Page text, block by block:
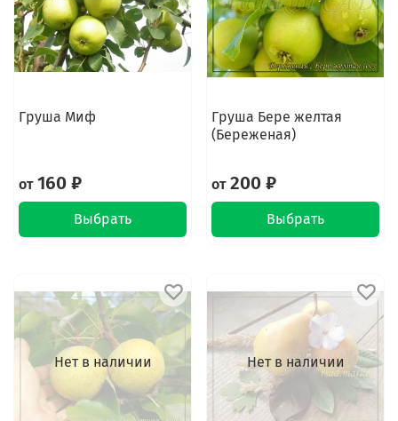
Груша Миф
от160 ₽
Выбрать
Груша Бере желтая
(Береженая)
от200 ₽
Выбрать
Нет в наличии Нет в наличии